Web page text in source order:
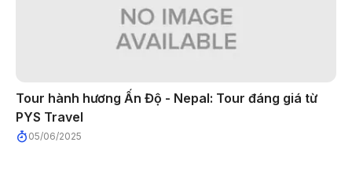
Tour hành hương Ấn Độ - Nepal: Tour đáng giá từ
PYS Travel
05/06/2025